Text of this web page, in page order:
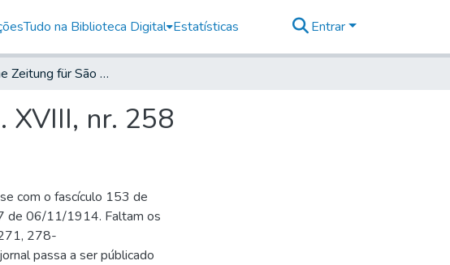
Tudo na Biblioteca Digital Estatísticas Entrar
Deutsche Zeitung für São Paulo, 1914, Jahrg. XVIII, nr. 258
XVIII, nr. 258
com o fascículo 153 de
de 06/11/1914. Faltam os
278-
passa a ser públicado